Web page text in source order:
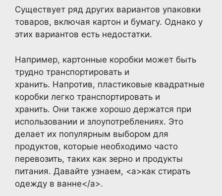
Существует ряд других вариантов упаковки
товаров, включая картон и бумагу. Однако у
этих вариантов есть недостатки.
Например, картонные коробки может быть
трудно транспортировать и
хранить. Напротив, пластиковые квадратные
коробки легко транспортировать и
хранить. Они также хорошо держатся при
использовании и злоупотреблениях. Это
делает их популярным выбором для
продуктов, которые необходимо часто
перевозить, таких как зерно и продукты
питания. Давайте узнаем, <a>как стирать
одежду в ванне</a>.